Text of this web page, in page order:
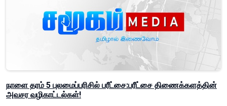
நாளை தரம் 5 புலமைப்பரிசில் பரீட்சை:பரீட்சை திணைக்களத்தின்
அவசர வழிகாட்டல்கள்!